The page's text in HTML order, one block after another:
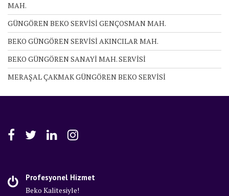
MAH.
GÜNGÖREN BEKO SERVİSİ GENÇOSMAN MAH.
BEKO GÜNGÖREN SERVİSİ AKINCILAR MAH.
BEKO GÜNGÖREN SANAYİ MAH. SERVİSİ
MERAŞAL ÇAKMAK GÜNGÖREN BEKO SERVİSİ
Profesyonel Hizmet
Beko Kalitesiyle!